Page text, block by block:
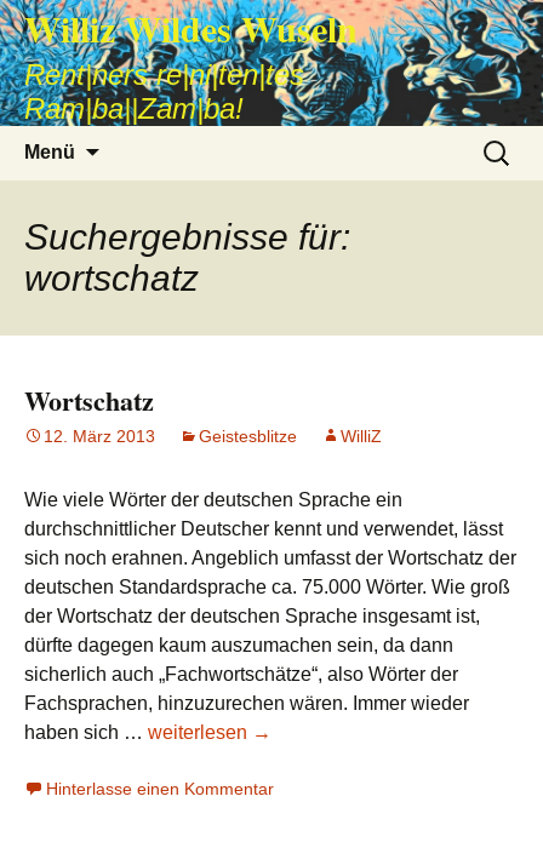
Williz Wildes Wuseln
Rent|ners re|ni|ten|tes
Ram|ba||Zam|ba!
Menü
Suche
nach:
Suchergebnisse für:
wortschatz
Wortschatz
12. März 2013 Geistesblitze WilliZ
Wie viele Wörter der deutschen Sprache ein
durchschnittlicher Deutscher kennt und verwendet, lässt
sich noch erahnen. Angeblich umfasst der Wortschatz der
deutschen Standardsprache ca. 75.000 Wörter. Wie groß
der Wortschatz der deutschen Sprache insgesamt ist,
dürfte dagegen kaum auszumachen sein, da dann
sicherlich auch „Fachwortschätze“, also Wörter der
Fachsprachen, hinzuzurechen wären. Immer wieder
haben sich … Wortschatz
weiterlesen →
Hinterlasse einen Kommentar